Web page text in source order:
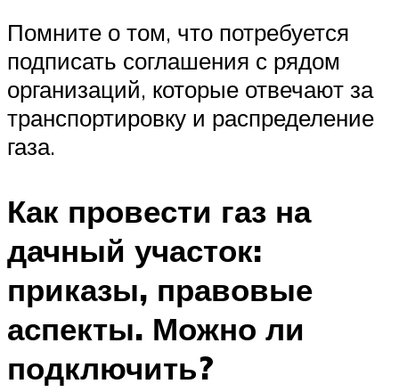
Помните о том, что потребуется
подписать соглашения с рядом
организаций, которые отвечают за
транспортировку и распределение
газа.
Как провести газ на
дачный участок:
приказы, правовые
аспекты. Можно ли
подключить?